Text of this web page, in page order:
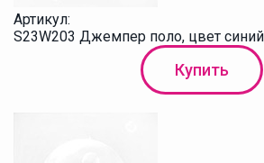
Артикул:
S23W203 Джемпер поло, цвет
Купить